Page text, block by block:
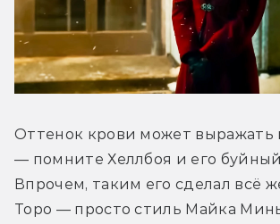
Оттенок крови может выражать
— помните Хеллбоя и его
Впрочем, таким его сделал всё
Торо — просто стиль Майка